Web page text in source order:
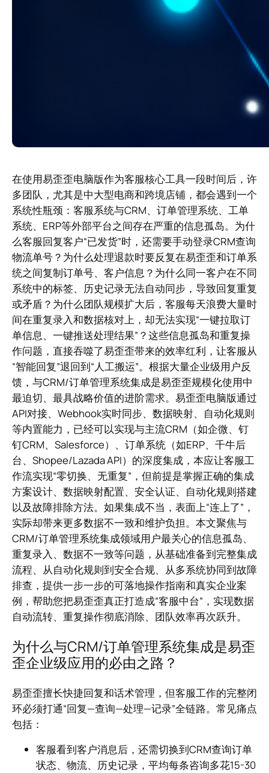
在使用易歪歪电脑版作为客服核心工具一段时间后，许
多团队，尤其是中大型电商和跨境店铺，都会遇到一个
系统性瓶颈：客服系统与CRM、订单管理系统、工单
系统、ERP等外部平台之间存在严重的信息孤岛。为什
么客服回复客户“已发货”时，还需要手动登录CRM查询
物流单号？为什么处理退款时要反复在易歪歪和订单系
统之间复制订单号、客户信息？为什么同一客户在不同
系统中的标签、历史记录无法自动同步，导致回复重复
或矛盾？为什么团队规模扩大后，客服每天浪费大量时
间在重复录入和数据核对上，却无法实现“一键拉取订
单信息、一键推送处理结果”？这些信息孤岛和重复操
作问题，直接吞噬了易歪歪带来的效率红利，让客服从
“智能回复”退回到“人工搬运”。根据大量企业级用户反
馈，与CRM/订单管理系统集成是易歪歪规模化使用中
最迫切、最具战略价值的进阶需求。易歪歪电脑版通过
API对接、Webhook实时同步、数据映射、自动化规则
等内置能力，已经可以实现与主流CRM（如企微、钉
钉CRM、Salesforce）、订单系统（如ERP、千牛后
台、Shopee/Lazada API）的深度集成，本应让客服工
作流实现“零切换、无重复”，但前提是掌握正确的集成
方案设计、数据映射配置、安全认证、自动化规则搭建
以及故障排除方法。如果集成不当，表面上“连上了”，
实际却带来更多数据不一致和维护负担。本文聚焦与
CRM/订单管理系统集成领域用户最关心的信息孤岛、
重复录入、数据不一致等问题，从基础准备到完整集成
流程、从自动化规则到安全合规、从多系统协同到故障
排查，提供一步一步的可落地操作指南和真实企业案
例，帮助您把易歪歪真正打造成“客服中台”，实现数据
自动流转、重复操作彻底消除、团队效率再次跃升。
为什么与CRM/订单管理系统集成是易歪
歪企业级应用的必由之路？
易歪歪擅长快捷回复和话术管理，但客服工作的完整闭
环必须打通“回复—查询—处理—记录”全链路。常见痛点
包括：
客服看到客户消息后，还需切换到CRM查询订单
状态、物流、历史记录，平均每条咨询多花15-30